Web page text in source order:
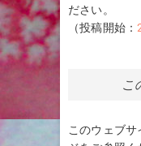
ださい。
（投稿開始：
こ
このウェブサ